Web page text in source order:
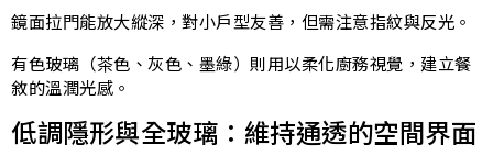
鏡面拉門能放大縱深，對小戶型友善，但需注意指紋與反光。
有色玻璃（茶色、灰色、墨綠）則用以柔化廚務視覺，建立餐
敘的溫潤光感。
低調隱形與全玻璃：維持通透的空間界面